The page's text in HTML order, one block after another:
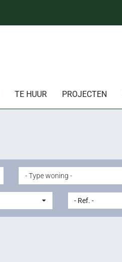
TE HUUR PROJECTEN
- Type woning -